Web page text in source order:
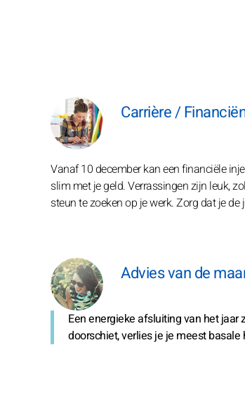
Carrière /
Vanaf 10 december kan een financiële
slim met je geld. Verrassingen zijn leuk,
steun te zoeken op je werk. Zorg dat je
Advies van de
Een energieke afsluiting van het jaar
doorschiet, verlies je je meest basale